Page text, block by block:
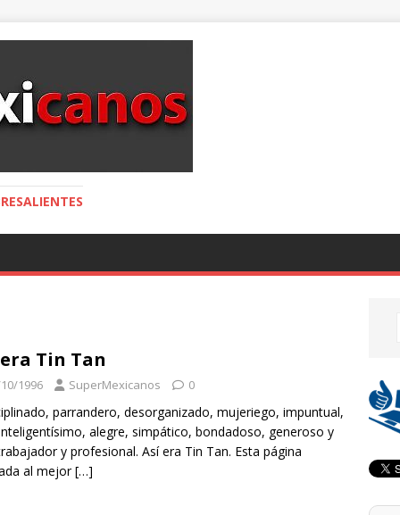
Tin Tan
1996 SuperMexicanos 0
parrandero, desorganizado, mujeriego, impuntual,
alegre, simpático, bondadoso, generoso y
y profesional. Así era Tin Tan. Esta página
al mejor[…]